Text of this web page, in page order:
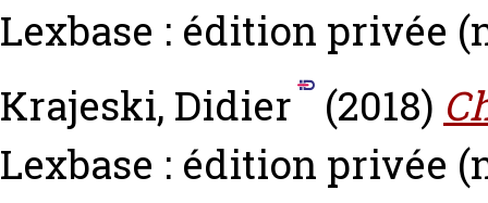
Lexbase : édition privée
Krajeski, Didier
(2018)
Lexbase : édition privée